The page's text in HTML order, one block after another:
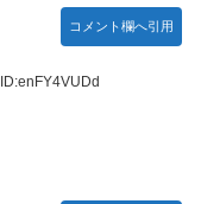
コメント欄へ引用
ID:enFY4VUDd